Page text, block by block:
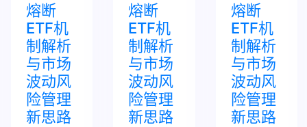
熔断
ETF机
制解析
与市场
波动风
险管理
新思路
熔断
ETF机
制解析
与市场
波动风
险管理
新思路
熔断
ETF机
制解析
与市场
波动风
险管理
新思路